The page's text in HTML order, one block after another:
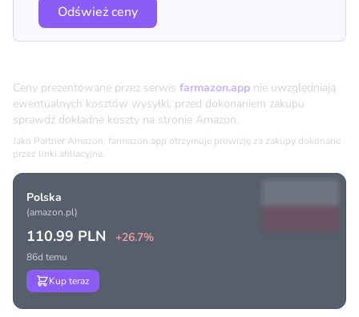
Odśwież ceny
Ceny prezentowane przez serwis farmazon.app nie uwzględniają
ewentualnych kosztów wysyłki, przed dokonaniem zakupu
sprawdź dokładne koszty na stronie Amazon.
Jako Partner Amazon, farmazon.app otrzymuje prowizję za zakupy dokonane
przez linki afiliacyjne.
Polska
(amazon.pl)
110.99 PLN +26.7%
86d temu
Kup teraz